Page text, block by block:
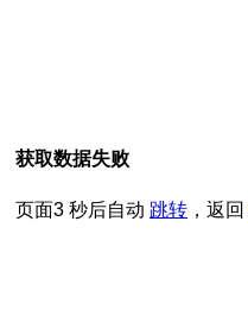
获取数据失败
页面3 秒后自动 跳转 ，返回